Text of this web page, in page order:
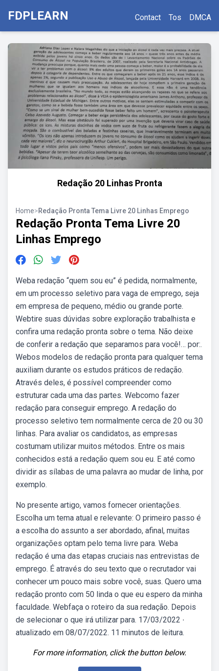
FDPLEARN Contact Tos DMCA
Redação 20 Linhas Pronta
Home>Redação Pronta Tema Livre 20 Linhas Emprego
Redação Pronta Tema Livre 20
Linhas Emprego
Weba redação “quem sou eu” é pedida, normalmente,
em um processo seletivo para vaga de emprego, seja
em empresa de pequeno, médio ou grande porte.
Webtire suas dúvidas sobre exploração trabalhista e
confira uma redação pronta sobre o tema. Não deixe
de conferir a redação que separamos para você!… por:.
Webos modelos de redação pronta para qualquer tema
auxiliam durante os estudos práticos de redação.
Através deles, é possível compreender como
estruturar cada uma das partes. Webcomo fazer
redação para conseguir emprego. A redação do
processo seletivo tem normalmente cerca de 20 ou 30
linhas. Para avaliar os candidatos, as empresas
costumam utilizar muitos métodos. Entre os mais
conhecidos está a redação quem sou eu. E até como
dividir as sílabas de uma palavra ao mudar de linha, por
exemplo.
No presente artigo, vamos fornecer orientações.
Escolha um tema atual e relevante: O primeiro passo é
a escolha do assunto a ser abordado, afinal, muitas
organizações optam pelo tema livre para. Weba
redação é uma das etapas cruciais nas entrevistas de
emprego. É através do seu texto que o recrutador vai
conhecer um pouco mais sobre você, suas. Quero uma
redação pronto com 50 linda o que eu espero da minha
faculdade. Webfaça o roteiro da sua redação. Depois
de selecionar o que irá utilizar para. 17/03/2022 ∙
atualizado em 08/07/2022. 11 minutos de leitura.
For more information, click the button below.